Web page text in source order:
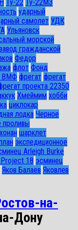
Ту-22 Ту-22М3
ударный
самолет УДК
Ульяновск
морской
гражданской
Федор
флот Фонд
ВМФ фрегат фрегат
проекта 22350
Хмеймим хобби
циклокар
лодка Черное
проливы
шарклет
экспедиционное
Arleigh Burke
18 эсминец
Яков Балаев Яковлев
на-
Дону